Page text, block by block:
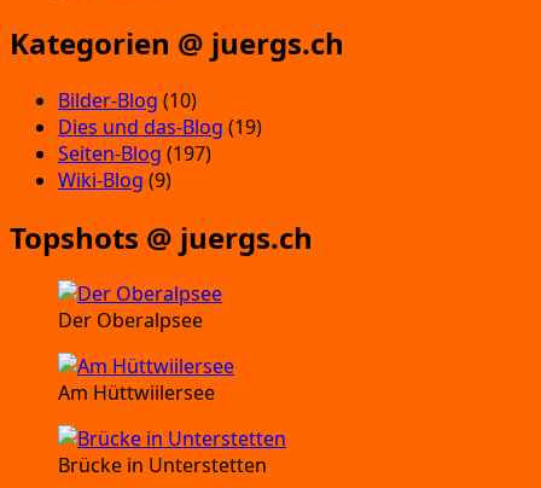
Kategorien @ juergs.ch
Bilder-Blog (10)
Dies und das-Blog (19)
Seiten-Blog (197)
Wiki-Blog (9)
Topshots @ juergs.ch
Der Oberalpsee
Am Hüttwiilersee
Brücke in Unterstetten